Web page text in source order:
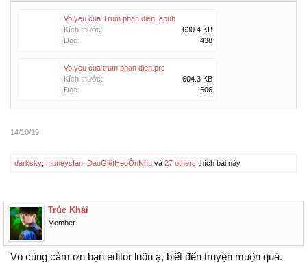
Vo yeu cua Trum phan dien .epub
Kích thước:
630.4 KB
Đọc:
438
Vo yeu cua trum phan dien.prc
Kích thước:
604.3 KB
Đọc:
606
14/10/19
darksky moneysfan DaoGiếtHeoÔnNhu và 27 others thích bài này.
Trúc Khải
Member
Vô cùng cảm ơn bạn editor luôn ạ, biết đến truyện muộn quá.